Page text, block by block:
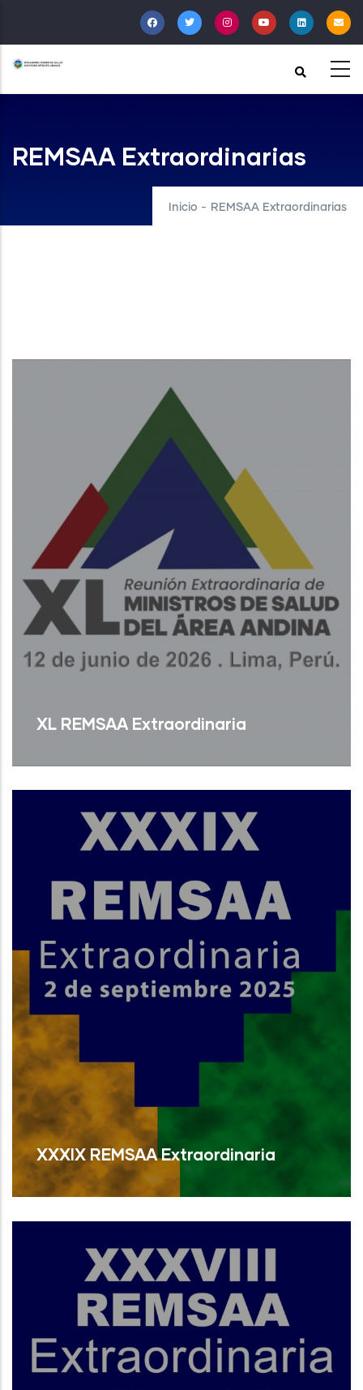
al
contenido
principal
REMSAA Extraordinarias
Inicio - REMSAA Extraordinarias
XL REMSAA Extraordinaria
Read More
XXXIX REMSAA Extraordinaria
Read More